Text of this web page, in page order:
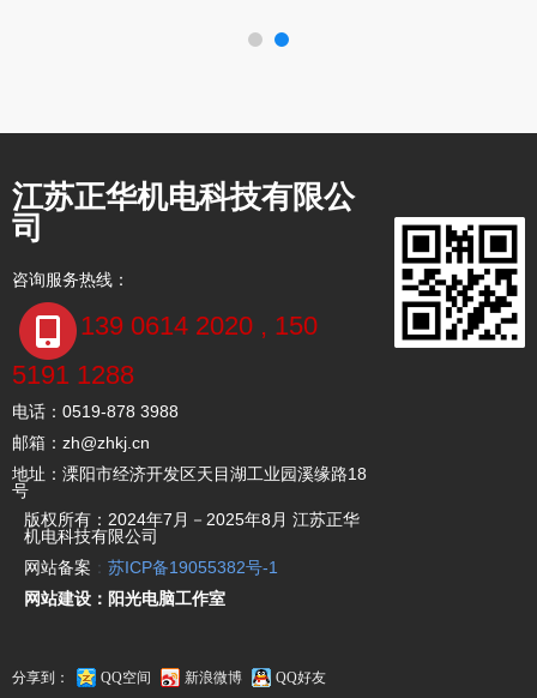
江苏正华机电科技有限公
司
咨询服务热线：
139 0614 2020 , 150
5191 1288
电话：0519-878 3988
邮箱：zh@zhkj.cn
地址：溧阳市经济开发区天目湖工业园溪缘路18
号
版权所有：2024年7月－2025年8月 江苏正华
机电科技有限公司
网站备案 ： 苏ICP备19055382号-1
网站建设：阳光电脑工作室
分享到： QQ空间 新浪微博 QQ好友